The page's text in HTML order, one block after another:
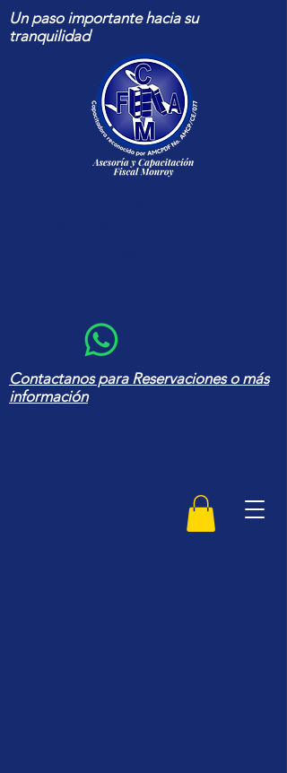
Un paso importante hacia su
tranquilidad
Contactanos para Reservaciones o más
información